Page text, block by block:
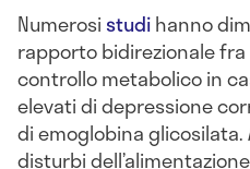
Numerosi studihanno
rapporto bidirezionale
controllo metabolico in
elevati di depressione
di emoglobina glicosilata.
disturbi